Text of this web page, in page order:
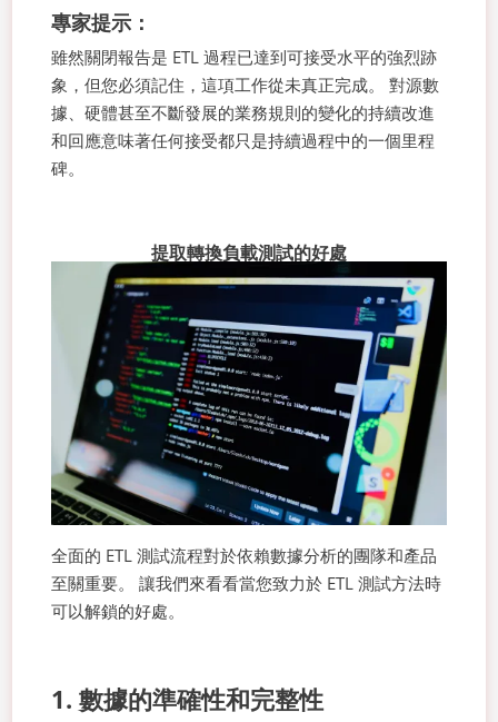
專家提示：
雖然關閉報告是 ETL 過程已達到可接受水平的強烈跡
象，但您必須記住，這項工作從未真正完成。 對源數
據、硬體甚至不斷發展的業務規則的變化的持續改進
和回應意味著任何接受都只是持續過程中的一個里程
碑。
提取轉換負載測試的好處
全面的 ETL 測試流程對於依賴數據分析的團隊和產品
至關重要。 讓我們來看看當您致力於 ETL 測試方法時
可以解鎖的好處。
1. 數據的準確性和完整性